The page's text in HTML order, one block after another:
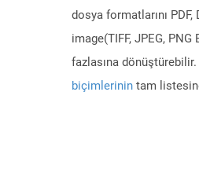
dosya formatlarını PDF,
image(TIFF, JPEG, PNG
fazlasına dönüştürebilir.
biçimlerinin tam